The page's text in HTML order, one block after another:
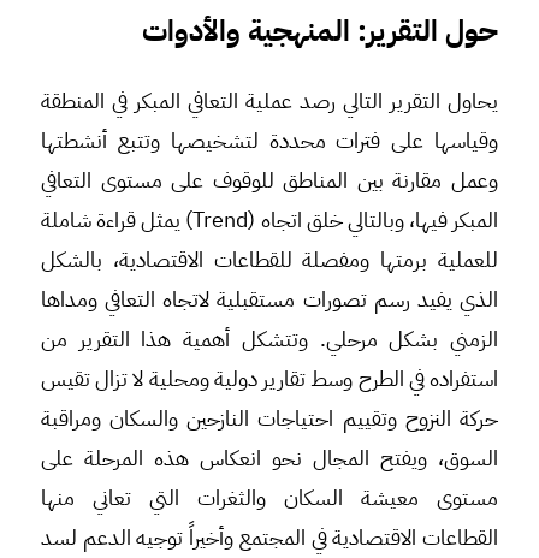
حول التقرير: المنهجية والأدوات
يحاول التقرير التالي رصد عملية التعافي المبكر في المنطقة
وقياسها على فترات محددة لتشخيصها وتتبع أنشطتها
وعمل مقارنة بين المناطق للوقوف على مستوى التعافي
المبكر فيها، وبالتالي خلق اتجاه (Trend) يمثل قراءة شاملة
للعملية برمتها ومفصلة للقطاعات الاقتصادية، بالشكل
الذي يفيد رسم تصورات مستقبلية لاتجاه التعافي ومداها
الزمني بشكل مرحلي. وتتشكل أهمية هذا التقرير من
استفراده في الطرح وسط تقارير دولية ومحلية لا تزال تقيس
حركة النزوح وتقييم احتياجات النازحين والسكان ومراقبة
السوق، ويفتح المجال نحو انعكاس هذه المرحلة على
مستوى معيشة السكان والثغرات التي تعاني منها
القطاعات الاقتصادية في المجتمع وأخيراً توجيه الدعم لسد